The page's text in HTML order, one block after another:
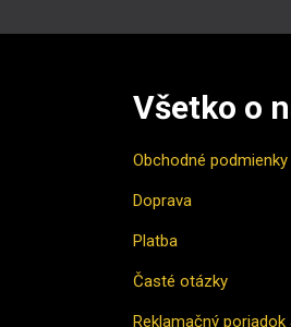
Všetko o
Obchodné podmienky
Doprava
Platba
Časté otázky
Reklamačný poriadok